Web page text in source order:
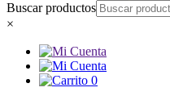
Buscar productos
×
0